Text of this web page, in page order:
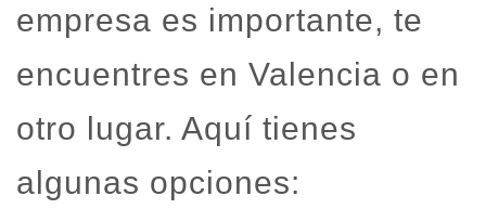
empresa es importante, te
encuentres en Valencia o en
otro lugar. Aquí tienes
algunas opciones: